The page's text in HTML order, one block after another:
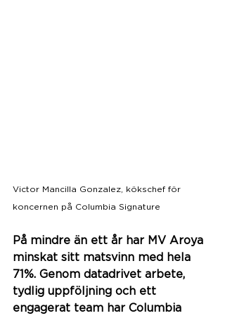
Victor Mancilla Gonzalez, kökschef för
koncernen på Columbia Signature
På mindre än ett år har MV Aroya
minskat sitt matsvinn med hela
71%. Genom datadrivet arbete,
tydlig uppföljning och ett
engagerat team har Columbia